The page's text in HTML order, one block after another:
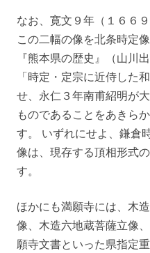
なお、寛文９年（１６６
この二幅の像を北条時定
『熊本県の歴史』（山川
「時定・定宗に近侍した
せ、永仁３年南甫紹明が
ものであることをあきら
す。 いずれにせよ、鎌倉
像は、現存する頂相形式
す。
ほかにも満願寺には、木
像、木造六地蔵菩薩立像
願寺文書といった県指定